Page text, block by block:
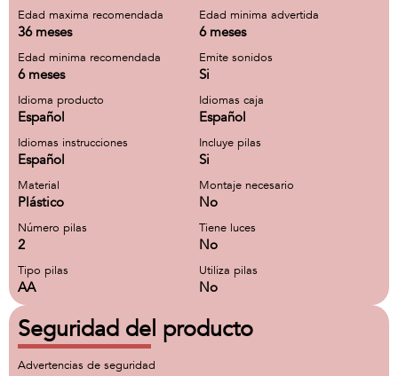
Edad maxima recomendada
36 meses
Edad minima advertida
6 meses
Edad minima recomendada
6 meses
Emite sonidos
Si
Idioma producto
Español
Idiomas caja
Español
Idiomas instrucciones
Español
Incluye pilas
Si
Material
Plástico
Montaje necesario
No
Número pilas
2
Tiene luces
No
Tipo pilas
AA
Utiliza pilas
No
Seguridad del producto
Advertencias de seguridad